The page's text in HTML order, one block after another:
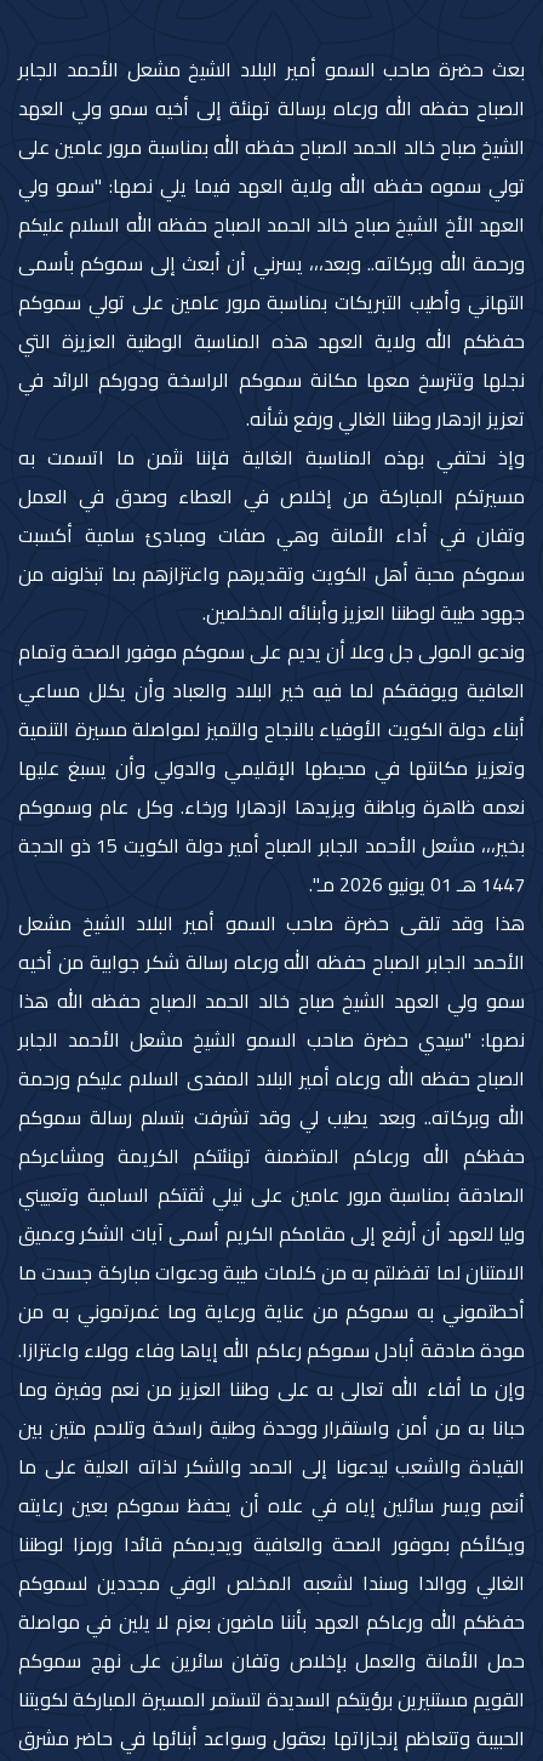
بعث حضرة صاحب السمو أمير البلاد الشيخ مشعل الأحمد الجابر
الصباح حفظه الله ورعاه برسالة تهنئة إلى أخيه سمو ولي العهد
الشيخ صباح خالد الحمد الصباح حفظه الله بمناسبة مرور عامين على
تولي سموه حفظه الله ولاية العهد فيما يلي نصها: "سمو ولي
العهد الأخ الشيخ صباح خالد الحمد الصباح حفظه الله السلام عليكم
ورحمة الله وبركاته.. وبعد،،، يسرني أن أبعث إلى سموكم بأسمى
التهاني وأطيب التبريكات بمناسبة مرور عامين على تولي سموكم
حفظكم الله ولاية العهد هذه المناسبة الوطنية العزيزة التي
نجلها وتترسخ معها مكانة سموكم الراسخة ودوركم الرائد في
تعزيز ازدهار وطننا الغالي ورفع شأنه.
وإذ نحتفي بهذه المناسبة الغالية فإننا نثمن ما اتسمت به
مسيرتكم المباركة من إخلاص في العطاء وصدق في العمل
وتفان في أداء الأمانة وهي صفات ومبادئ سامية أكسبت
سموكم محبة أهل الكويت وتقديرهم واعتزازهم بما تبذلونه من
جهود طيبة لوطننا العزيز وأبنائه المخلصين.
وندعو المولى جل وعلا أن يديم على سموكم موفور الصحة وتمام
العافية ويوفقكم لما فيه خير البلاد والعباد وأن يكلل مساعي
أبناء دولة الكويت الأوفياء بالنجاح والتميز لمواصلة مسيرة التنمية
وتعزيز مكانتها في محيطها الإقليمي والدولي وأن يسبغ عليها
نعمه ظاهرة وباطنة ويزيدها ازدهارا ورخاء. وكل عام وسموكم
بخير،،، مشعل الأحمد الجابر الصباح أمير دولة الكويت 15 ذو الحجة
1447 هـ 01 يونيو 2026 مـ".
هذا وقد تلقى حضرة صاحب السمو أمير البلاد الشيخ مشعل
الأحمد الجابر الصباح حفظه الله ورعاه رسالة شكر جوابية من أخيه
سمو ولي العهد الشيخ صباح خالد الحمد الصباح حفظه الله هذا
نصها: "سيدي حضرة صاحب السمو الشيخ مشعل الأحمد الجابر
الصباح حفظه الله ورعاه أمير البلاد المفدى السلام عليكم ورحمة
الله وبركاته.. وبعد يطيب لي وقد تشرفت بتسلم رسالة سموكم
حفظكم الله ورعاكم المتضمنة تهنئتكم الكريمة ومشاعركم
الصادقة بمناسبة مرور عامين على نيلي ثقتكم السامية وتعييني
وليا للعهد أن أرفع إلى مقامكم الكريم أسمى آيات الشكر وعميق
الامتنان لما تفضلتم به من كلمات طيبة ودعوات مباركة جسدت ما
أحطتموني به سموكم من عناية ورعاية وما غمرتموني به من
مودة صادقة أبادل سموكم رعاكم الله إياها وفاء وولاء واعتزازا.
وإن ما أفاء الله تعالى به على وطننا العزيز من نعم وفيرة وما
حبانا به من أمن واستقرار ووحدة وطنية راسخة وتلاحم متين بين
القيادة والشعب ليدعونا إلى الحمد والشكر لذاته العلية على ما
أنعم ويسر سائلين إياه في علاه أن يحفظ سموكم بعين رعايته
ويكلأكم بموفور الصحة والعافية ويديمكم قائدا ورمزا لوطننا
الغالي ووالدا وسندا لشعبه المخلص الوفي مجددين لسموكم
حفظكم الله ورعاكم العهد بأننا ماضون بعزم لا يلين في مواصلة
حمل الأمانة والعمل بإخلاص وتفان سائرين على نهج سموكم
القويم مستنيرين برؤيتكم السديدة لتستمر المسيرة المباركة لكويتنا
الحبيبة وتتعاظم إنجازاتها بعقول وسواعد أبنائها في حاضر مشرق